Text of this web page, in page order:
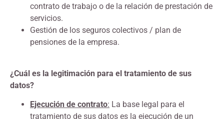
contrato de trabajo o de la relación de prestación de
servicios.
Gestión de los seguros colectivos / plan de
pensiones de la empresa.
¿Cuál es la legitimación para el tratamiento de sus
datos?
Ejecución de contrato: La base legal para el
tratamiento de sus datos es la ejecución de un